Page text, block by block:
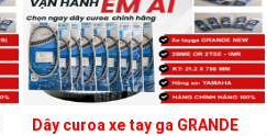
Dây curoa xe tay ga GRANDE